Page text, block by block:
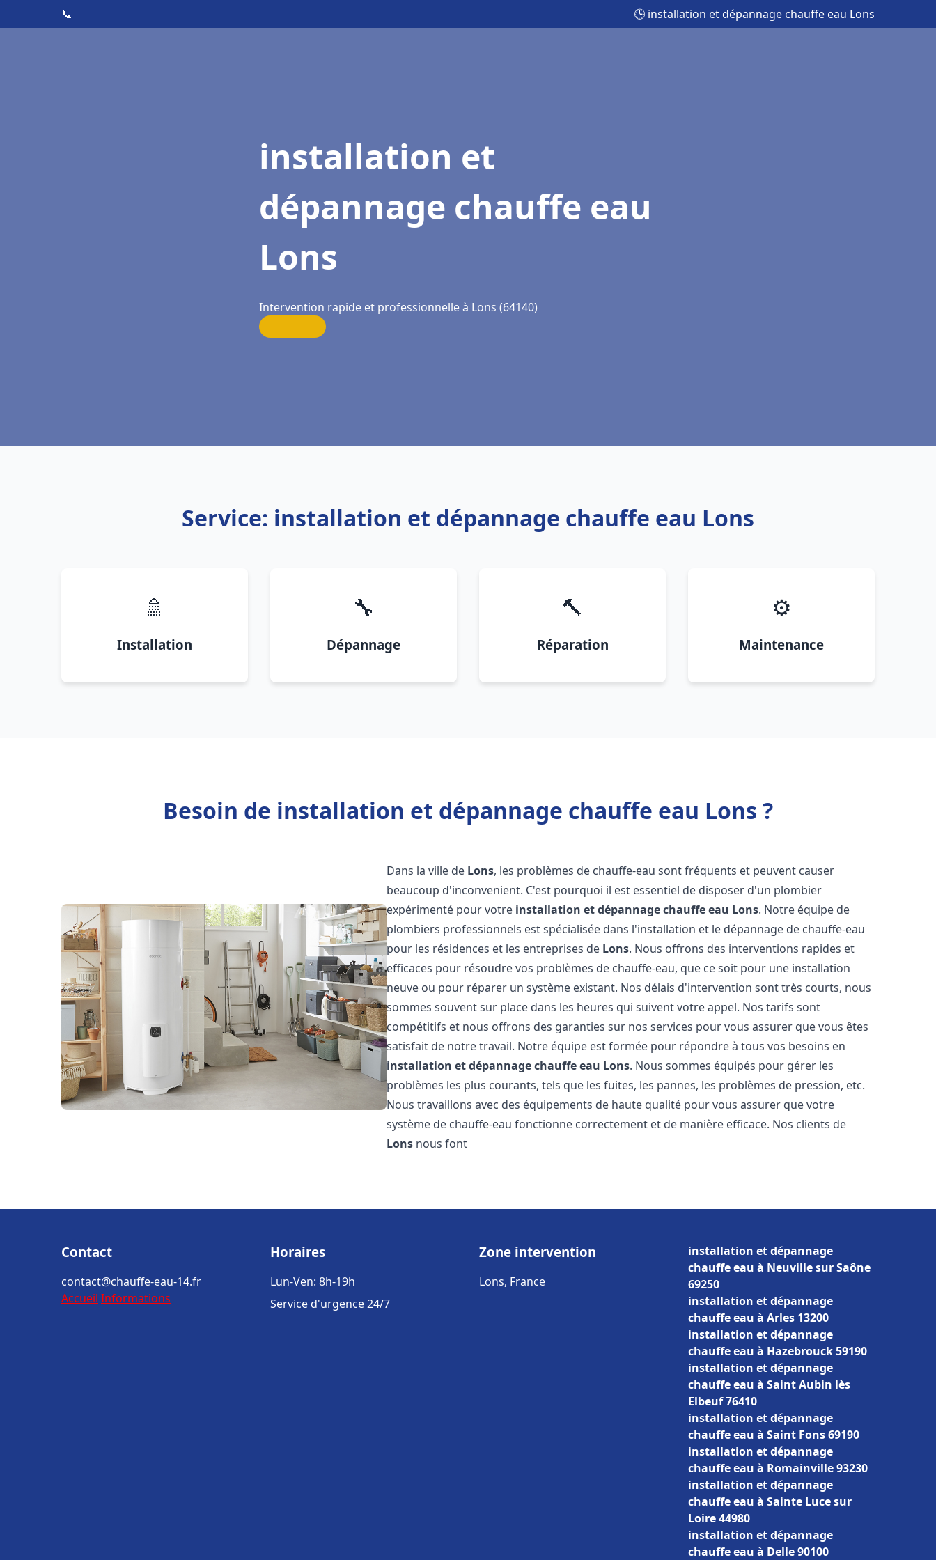
📞 🕒 installation et dépannage chauffe eau Lons
installation et
dépannage chauffe eau
Lons
Intervention rapide et professionnelle à Lons (64140)
Service: installation et dépannage chauffe eau Lons
🚿
Installation
🔧
Dépannage
🔨
Réparation
⚙️
Maintenance
Besoin de installation et dépannage chauffe eau Lons ?
Dans la ville de Lons, les problèmes de chauffe-eau sont fréquents et peuvent causer
beaucoup d'inconvenient. C'est pourquoi il est essentiel de disposer d'un plombier
expérimenté pour votre installation et dépannage chauffe eau Lons. Notre équipe de
plombiers professionnels est spécialisée dans l'installation et le dépannage de chauffe-eau
pour les résidences et les entreprises de Lons. Nous offrons des interventions rapides et
efficaces pour résoudre vos problèmes de chauffe-eau, que ce soit pour une installation
neuve ou pour réparer un système existant. Nos délais d'intervention sont très courts, nous
sommes souvent sur place dans les heures qui suivent votre appel. Nos tarifs sont
compétitifs et nous offrons des garanties sur nos services pour vous assurer que vous êtes
satisfait de notre travail. Notre équipe est formée pour répondre à tous vos besoins en
installation et dépannage chauffe eau Lons. Nous sommes équipés pour gérer les
problèmes les plus courants, tels que les fuites, les pannes, les problèmes de pression, etc.
Nous travaillons avec des équipements de haute qualité pour vous assurer que votre
système de chauffe-eau fonctionne correctement et de manière efficace. Nos clients de
Lons nous font
Contact
contact@chauffe-eau-14.fr
Accueil Informations
Horaires
Lun-Ven: 8h-19h
Service d'urgence 24/7
Zone intervention
Lons, France
installation et dépannage
chauffe eau à Neuville sur Saône
69250
installation et dépannage
chauffe eau à Arles 13200
installation et dépannage
chauffe eau à Hazebrouck 59190
installation et dépannage
chauffe eau à Saint Aubin lès
Elbeuf 76410
installation et dépannage
chauffe eau à Saint Fons 69190
installation et dépannage
chauffe eau à Romainville 93230
installation et dépannage
chauffe eau à Sainte Luce sur
Loire 44980
installation et dépannage
chauffe eau à Delle 90100